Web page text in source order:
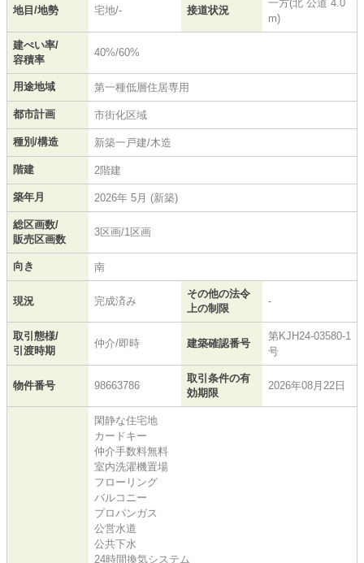
地目/地勢 宅地/- 接道状況
一方(北 公道 4.0
m)
建ぺい率/
容積率
40%/60%
用途地域 第一種低層住居専用
都市計画 市街化区域
種別/構造 新築一戸建/木造
階建 2階建
築年月 2026年 5月 (新築)
総区画数/
販売区画数
3区画/1区画
向き 南
現況 完成済み
その他の法令
上の制限
-
取引態様/
引渡時期
仲介/即時 建築確認番号
第KJH24-03580-1
号
物件番号 98663786
取引条件の有
効期限
2026年08月22日
閑静な住宅地
カードキー
仲介手数料無料
室内洗濯機置場
フローリング
バルコニー
プロパンガス
公営水道
公共下水
24時間換気システム